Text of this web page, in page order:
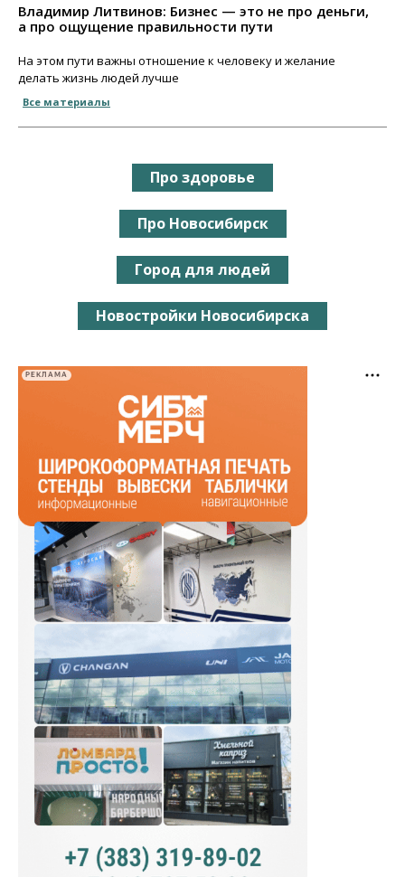
Владимир Литвинов: Бизнес — это не про деньги,
а про ощущение правильности пути
На этом пути важны отношение к человеку и желание
делать жизнь людей лучше
Все материалы
Про здоровье
Про Новосибирск
Город для людей
Новостройки Новосибирска
РЕКЛАМА